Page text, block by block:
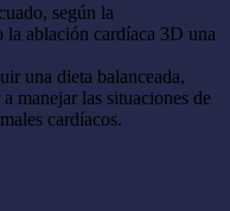
según la
la ablación cardíaca 3D una
una dieta balanceada,
manejar las situaciones de
cardíacos.